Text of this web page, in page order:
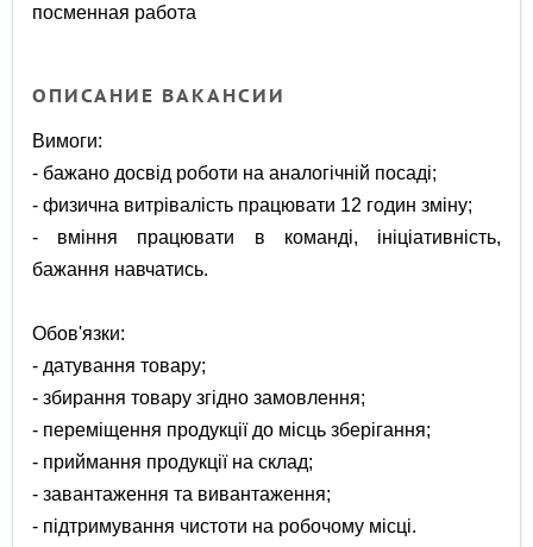
посменная работа
ОПИСАНИЕ ВАКАНСИИ
Вимоги:
- бажано досвід роботи на аналогічній посаді;
- физична витрівалість працювати 12 годин зміну;
- вміння працювати в команді, ініціативність,
бажання навчатись.
Обов'язки:
- датування товару;
- збирання товару згідно замовлення;
- переміщення продукції до місць зберігання;
- приймання продукції на склад;
- завантаження та вивантаження;
- підтримування чистоти на робочому місці.